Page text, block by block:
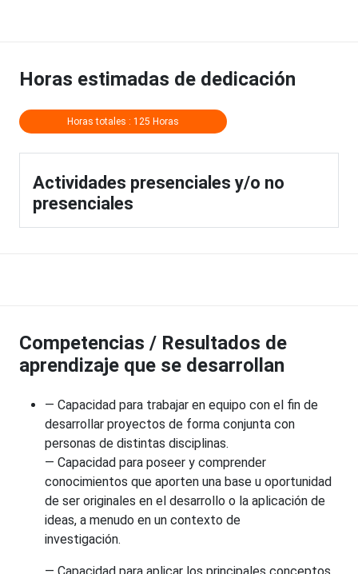
Horas estimadas de dedicación
Horas totales : 125 Horas
Actividades presenciales y/o no
presenciales
Competencias / Resultados de
aprendizaje que se desarrollan
— Capacidad para trabajar en equipo con el fin de
desarrollar proyectos de forma conjunta con
personas de distintas disciplinas.
— Capacidad para poseer y comprender
conocimientos que aporten una base u oportunidad
de ser originales en el desarrollo o la aplicación de
ideas, a menudo en un contexto de
investigación.